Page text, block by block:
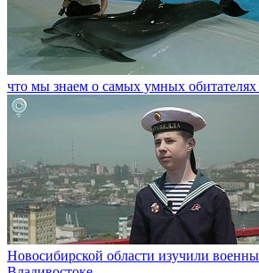
что мы знаем о самых умных обитателях
Новосибирской области изучили